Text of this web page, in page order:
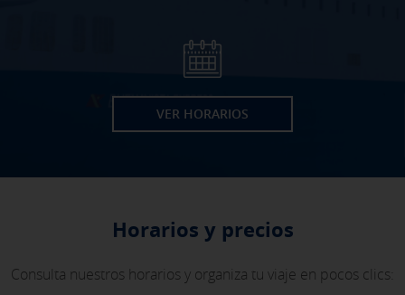
VER HORARIOS
Horarios y precios
Consulta nuestros horarios y organiza tu viaje en pocos clics: